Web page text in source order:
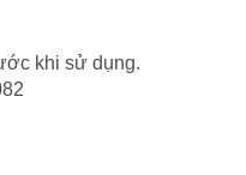
khi sử dụng.